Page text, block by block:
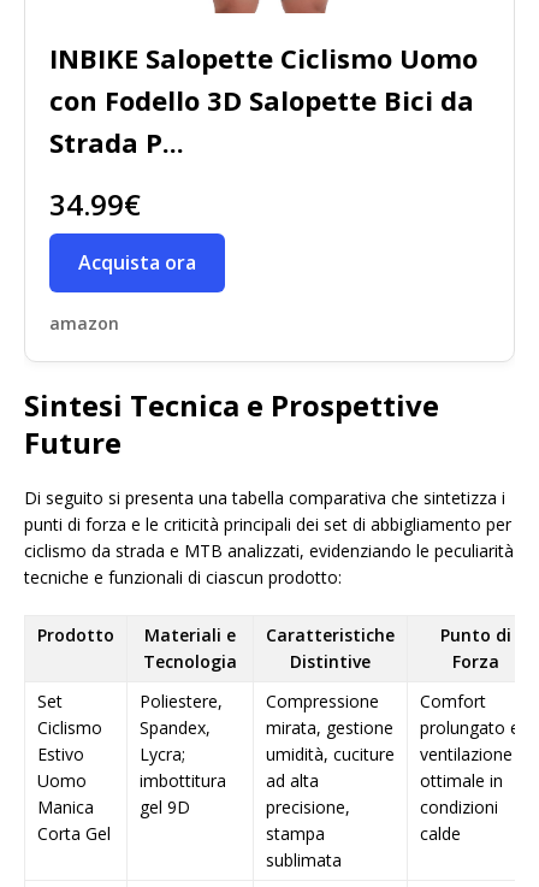
INBIKE Salopette Ciclismo Uomo
con Fodello 3D Salopette Bici da
Strada P...
34.99€
Acquista ora
amazon
Sintesi Tecnica e Prospettive
Future
Di seguito si presenta una tabella comparativa che sintetizza i
punti di forza e le criticità principali dei set di abbigliamento per
ciclismo da strada e MTB analizzati, evidenziando le peculiarità
tecniche e funzionali di ciascun prodotto:
Prodotto
Materiali e
Tecnologia
Caratteristiche
Distintive
Punto di
Forza
Set
Ciclismo
Estivo
Uomo
Manica
Corta Gel
Poliestere,
Spandex,
Lycra;
imbottitura
gel 9D
Compressione
mirata, gestione
umidità, cuciture
ad alta
precisione,
stampa
sublimata
Comfort
prolungato e
ventilazione
ottimale in
condizioni
calde